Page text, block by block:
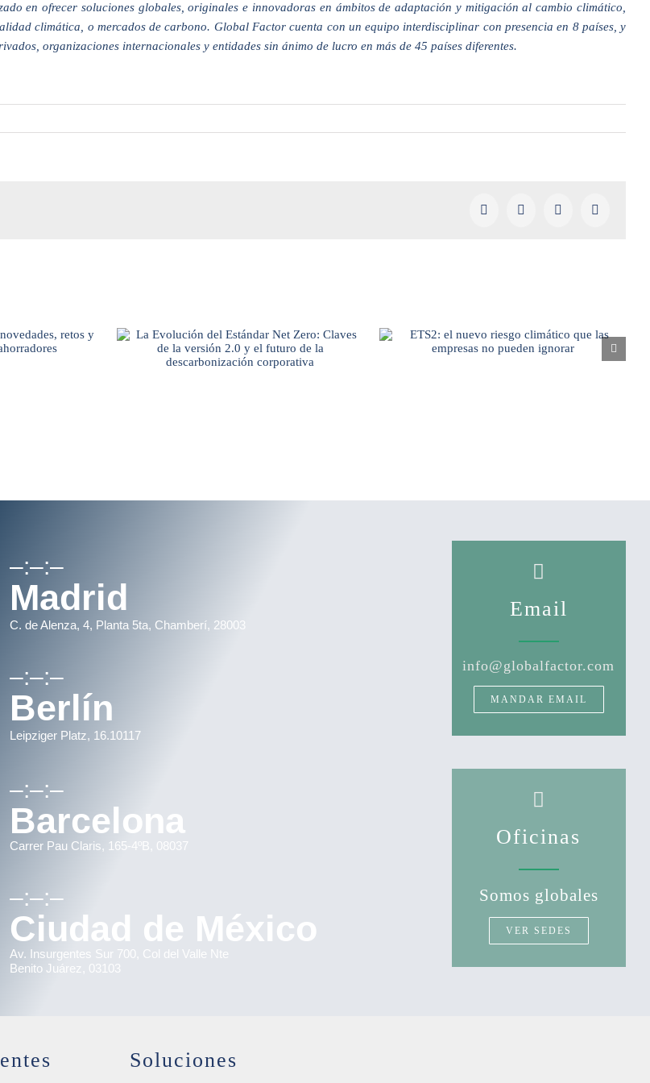
en ofrecer soluciones globales, originales e innovadoras en ámbitos de adaptación y mitigación al cambio climático,
climática, o mercados de carbono. Global Factor cuenta con un equipo interdisciplinar con presencia en 8 países, y
organizaciones internacionales y entidades sin ánimo de lucro en más de 45 países diferentes.
Facebook
X LinkedInPinterest
–:–:–
Madrid
C. de Alenza, 4, Planta 5ta, Chamberí, 28003
–:–:–
Berlín
Leipziger Platz, 16.10117
–:–:–
Barcelona
Carrer Pau Claris, 165-4ºB, 08037
–:–:–
Ciudad de México
Av. Insurgentes Sur 700, Col del Valle Nte
Benito Juárez, 03103
Email
info@globalfactor.com
MANDAR EMAIL
Oficinas
Somos globales
VER SEDES
Soluciones